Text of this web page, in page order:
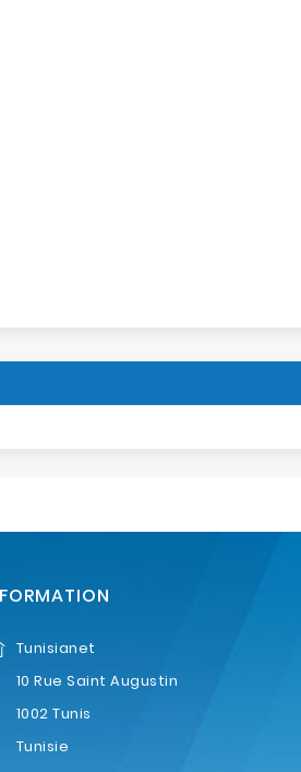
Tunisianet
10 Rue Saint Augustin
1002 Tunis
Tunisie